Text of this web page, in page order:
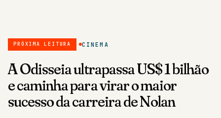
PRÓXIMA LEITURA CINEMA
A Odisseia ultrapassa US$ 1 bilhão
e caminha para virar o maior
sucesso da carreira de Nolan